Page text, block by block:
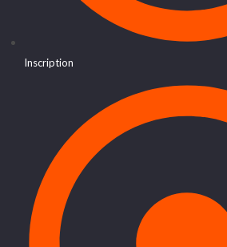
Inscription